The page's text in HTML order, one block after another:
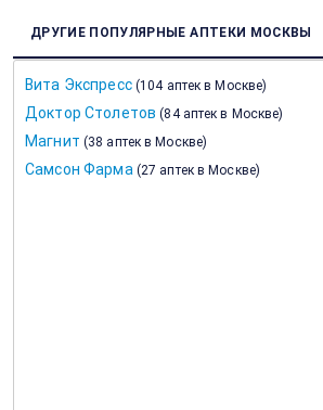
ДРУГИЕ ПОПУЛЯРНЫЕ АПТЕКИ МОСКВЫ
Вита Экспресс (104 аптек в Москве)
Доктор Столетов (84 аптек в Москве)
Магнит (38 аптек в Москве)
Самсон Фарма (27 аптек в Москве)